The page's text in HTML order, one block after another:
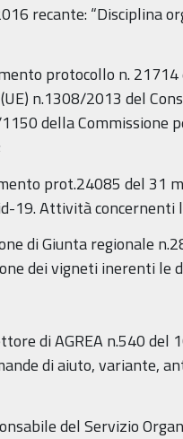
recante: “Disciplina
protocollo n.
n.1308/2013 del
della
prot.24085 del 31
19. Attività concernenti
di Giunta regionale
dei vigneti inerenti le
di AGREA n.540
di aiuto, variante,
del Servizio